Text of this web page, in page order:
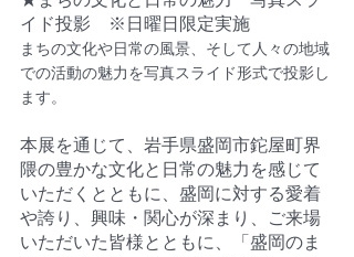
イド投影　※日曜日限定実施
まちの文化や日常の風景、そして人々の地域
での活動の魅力を写真スライド形式で投影し
ます。
本展を通じて、岩手県盛岡市鉈屋町界
隈の豊かな文化と日常の魅力を感じて
いただくとともに、盛岡に対する愛着
や誇り、興味・関心が深まり、ご来場
いただいた皆様とともに、「盛岡のま